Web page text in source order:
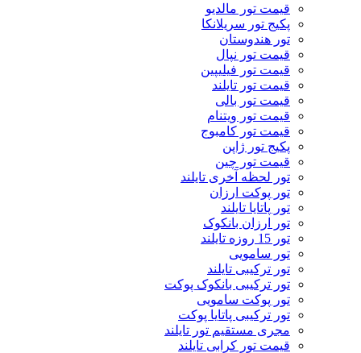
قیمت تور مالدیو
پکیج تور سریلانکا
تور هندوستان
قیمت تور نپال
قیمت تور فیلیپین
قیمت تور تایلند
قیمت تور بالی
قیمت تور ویتنام
قیمت تور کامبوج
پکیج تور ژاپن
قیمت تور چین
تور لحظه آخری تایلند
تور پوکت ارزان
تور پاتايا تايلند
تور ارزان بانکوک
تور 15 روزه تایلند
تور سامویی
تور ترکیبی تایلند
تور ترکیبی بانکوک پوکت
تور پوکت سامویی
تور ترکیبی پاتایا پوکت
مجری مستقیم تور تایلند
قیمت تور کرابی تایلند